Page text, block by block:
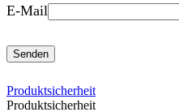
E-Mail
Produktsicherheit
Produktsicherheit